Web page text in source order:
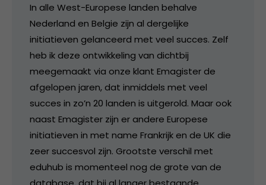
In alle West-Europese landen behalve
Nederland en Belgie zijn al dergelijke
initiatieven gelanceerd met veel succes. Zelf
heb ik deze ontwikkeling van dichtbij
meegemaakt via onze klant Emagister de
afgelopen jaren, dat inmiddels met veel
succes in zo’n 20 landen is uitgerold. Maar ook
naast Emagister zijn er andere Europese
initiatieven in met name Frankrijk en de UK die
zeer succesvol zijn. Grootste verschil met
eduhub is momenteel nog de grote van de